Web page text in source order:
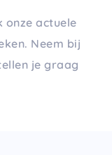
onze actuele
Neem bij
je graag